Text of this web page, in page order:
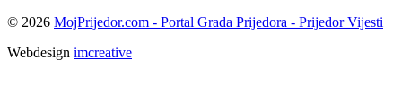
© 2026 MojPrijedor.com - Portal Grada Prijedora - Prijedor Vijesti
Webdesign imcreative